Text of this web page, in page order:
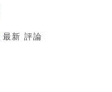
最新 評論